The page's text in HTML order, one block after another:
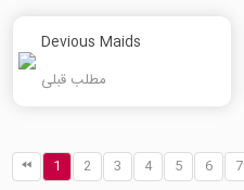
Devious Maids
مطلب قبلی
1 2 3 4 5 6 7